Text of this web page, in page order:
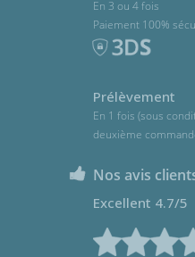
En 3 ou 4 fois
Paiement 100%
Prélèvement
En 1 fois (sous
deuxième
Nos avis
Excellent 4.7/5